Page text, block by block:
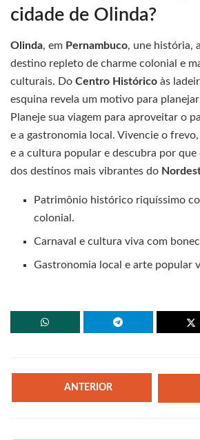
cidade de Olinda?
Olinda, em Pernambuco, une história,
destino repleto de charme colonial e
culturais. Do Centro Histórico às
esquina revela um motivo para
Planeje sua viagem para aproveitar o
e a gastronomia local. Vivencie o
e a cultura popular e descubra por que
dos destinos mais vibrantes do
Patrimônio histórico riquíssimo
colonial.
Carnaval e cultura viva com
Gastronomia local e arte popular
ANTERIOR